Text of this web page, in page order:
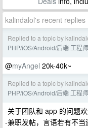
kalindalol's recent replies
Replied to a topic by
PHP/iOS/Android/后端 工程师
@myAngel 20k-40k~
Replied to a topic by
PHP/iOS/Android/后端 工程师
-关于团队和 app 的问题
-兼职发帖，言语若有不当